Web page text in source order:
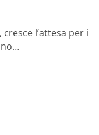
cresce l’attesa per i